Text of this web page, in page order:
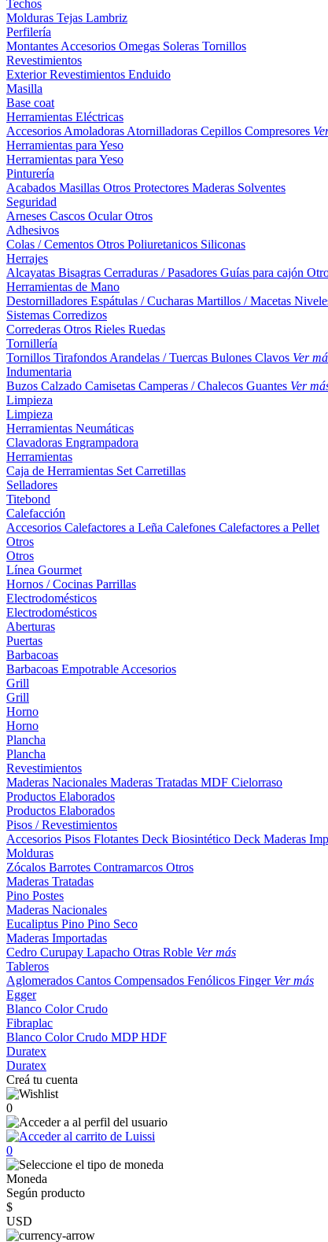
Techos
Molduras Tejas Lambriz
Perfilería
Montantes Accesorios Omegas Soleras Tornillos
Revestimientos
ExteriorRevestimientos Enduido
Masilla
Base coat
Herramientas Eléctricas
Accesorios Amoladoras Atornilladoras Cepillos Compresores
Herramientas para Yeso
Herramientas para Yeso
Pinturería
Acabados Masillas Otros Protectores Maderas Solventes
Seguridad
Arneses Cascos OcularOtros
Adhesivos
Colas / Cementos Otros Poliuretanicos Siliconas
Herrajes
Alcayatas Bisagras Cerraduras / Pasadores Guías para cajón
Herramientas de Mano
Destornilladores Espátulas / Cucharas Martillos / Macetas
Sistemas Corredizos
Correderas Otros Rieles Ruedas
Tornillería
Tornillos Tirafondos Arandelas / Tuercas Bulones Clavos Ver
Indumentaria
Buzos Calzado Camisetas Camperas / Chalecos Guantes Ver
Limpieza
Limpieza
Herramientas Neumáticas
Clavadoras Engrampadora
Herramientas
Caja de Herramientas Set Carretillas
Selladores
Titebond
Calefacción
Accesorios Calefactores a Leña Calefones Calefactores a Pellet
Otros
Otros
Línea Gourmet
Hornos / Cocinas Parrillas
Electrodomésticos
Electrodomésticos
Aberturas
Puertas
Barbacoas
Barbacoas Empotrable Accesorios
Grill
Grill
Horno
Horno
Plancha
Plancha
Revestimientos
Maderas Nacionales Maderas Tratadas MDF Cielorraso
Productos Elaborados
Productos Elaborados
Pisos / Revestimientos
Accesorios Pisos Flotantes Deck Biosintético Deck Maderas
Molduras
Zócalos Barrotes Contramarcos Otros
Maderas Tratadas
Pino Postes
Maderas Nacionales
Eucaliptus Pino Pino Seco
Maderas Importadas
Cedro Curupay Lapacho Otras Roble Ver más
Tableros
Aglomerados Cantos Compensados Fenólicos Finger Ver más
Egger
Blanco ColorCrudo
Fibraplac
Blanco ColorCrudo MDPHDF
Duratex
Duratex
Creá tu cuenta
0
0
Moneda
Según producto
$
USD